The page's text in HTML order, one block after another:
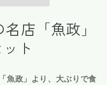
店「魚政」
ト
魚政」より、大ぶりで食